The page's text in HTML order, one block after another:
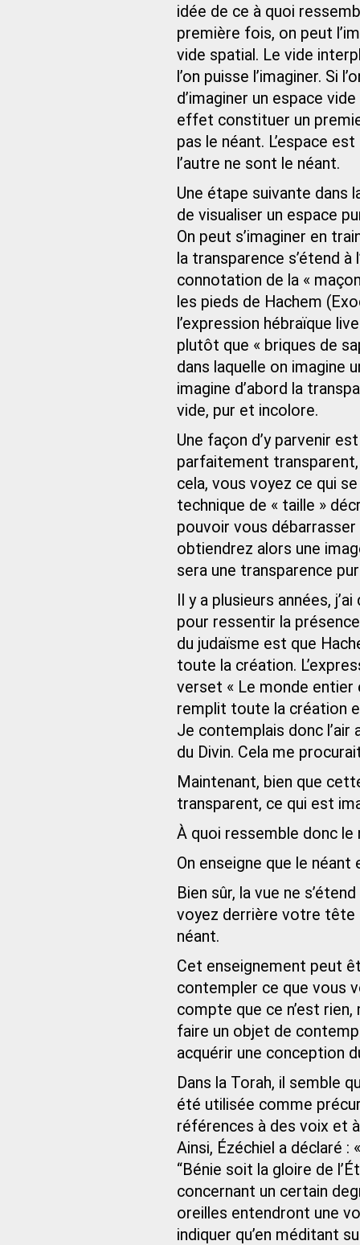
idée de ce à quoi
première fois, on peut
vide spatial. Le vide
l’on puisse l’imaginer. Si
d’imaginer un espace
effet constituer un
pas le néant. L’espace
l’autre ne sont le néant.
Une étape suivante dans
de visualiser un espace
On peut s’imaginer en
la transparence s’étend
connotation de la «
les pieds de Hachem
l’expression hébraïque
plutôt que « briques de
dans laquelle on imagine
imagine d’abord la
vide, pur et incolore.
Une façon d’y parvenir
parfaitement
cela, vous voyez ce qui
technique de « taille »
pouvoir vous débarrasser
obtiendrez alors une
sera une transparence
Il y a plusieurs années,
pour ressentir la
du judaïsme est que
toute la création.
verset « Le monde entier
remplit toute la création
Je contemplais donc l’air
du Divin. Cela me
Maintenant, bien que
transparent, ce qui est
À quoi ressemble donc le
On enseigne que le
Bien sûr, la vue ne
voyez derrière votre tête
néant.
Cet enseignement peut
contempler ce que vous
compte que ce n’est
faire un objet de
acquérir une conception
Dans la Torah, il semble
été utilisée comme
références à des voix et
Ainsi, Ézéchiel a déclaré
“Bénie soit la gloire de
concernant un certain
oreilles entendront une
indiquer qu’en méditant